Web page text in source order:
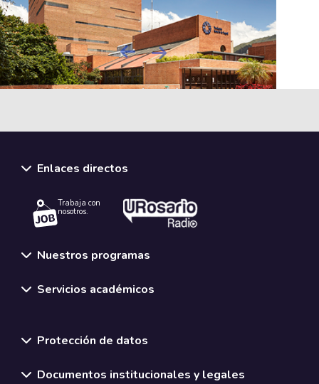
Previous
Next
Enlaces directos
Trabaja con
nosotros.
Nuestros programas
Servicios académicos
Protección de datos
Documentos institucionales y legales